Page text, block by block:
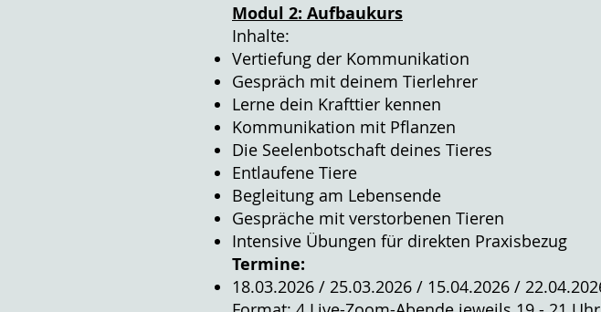
Modul 2: Aufbaukurs
Inhalte:
Vertiefung der Kommunikation
Gespräch mit deinem Tierlehrer
Lerne dein Krafttier kennen
Kommunikation mit Pflanzen
Die Seelenbotschaft deines Tieres
Entlaufene Tiere
Begleitung am Lebensende
Gespräche mit verstorbenen Tieren
Intensive Übungen für direkten Praxisbezug
Termine:
18.03.2026 / 25.03.2026 / 15.04.2026 /